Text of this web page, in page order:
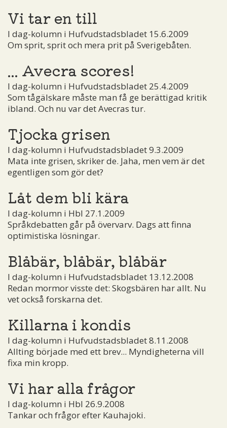
Vi tar en till
I dag-kolumn i Hufvudstadsbladet 15.6.2009
Om sprit, sprit och mera prit på Sverigebåten.
... Avecra scores!
I dag-kolumn i Hufvudstadsbladet 25.4.2009
Som tågälskare måste man få ge berättigad kritik
ibland. Och nu var det Avecras tur.
Tjocka grisen
I dag-kolumn i Hufvudstadsbladet 9.3.2009
Mata inte grisen, skriker de. Jaha, men vem är det
egentligen som gör det?
Låt dem bli kära
I dag-kolumn i Hbl 27.1.2009
Språkdebatten går på övervarv. Dags att finna
optimistiska lösningar.
Blåbär, blåbär, blåbär
I dag-kolumn i Hufvudstadsbladet 13.12.2008
Redan mormor visste det: Skogsbären har allt. Nu
vet också forskarna det.
Killarna i kondis
I dag-kolumn i Hufvudstadsbladet 8.11.2008
Allting började med ett brev... Myndigheterna vill
fixa min kropp.
Vi har alla frågor
I dag-kolumn i Hbl 26.9.2008
Tankar och frågor efter Kauhajoki.